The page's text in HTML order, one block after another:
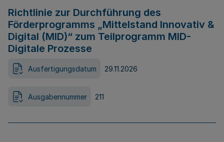
Richtlinie zur Durchführung des
Förderprogramms „Mittelstand Innovativ &
Digital (MID)“ zum Teilprogramm MID-
Digitale Prozesse
Ausfertigungsdatum 29.11.2026
Ausgabennummer 211